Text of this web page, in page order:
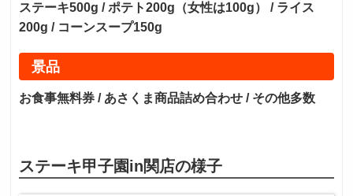
ステーキ500g / ポテト200g（女性は100g） / ライス
200g / コーンスープ150g
景品
お食事無料券 / あさくま商品詰め合わせ / その他多数
ステーキ甲子園in関店の様子